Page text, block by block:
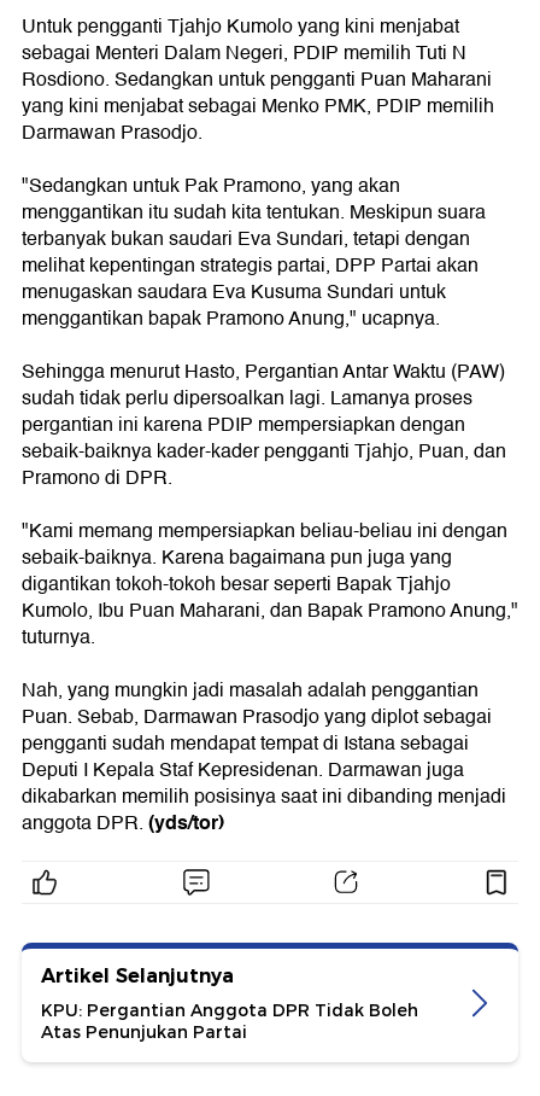
Untuk pengganti Tjahjo Kumolo yang kini menjabat
sebagai Menteri Dalam Negeri, PDIP memilih Tuti N
Rosdiono. Sedangkan untuk pengganti Puan Maharani
yang kini menjabat sebagai Menko PMK, PDIP memilih
Darmawan Prasodjo.
"Sedangkan untuk Pak Pramono, yang akan
menggantikan itu sudah kita tentukan. Meskipun suara
terbanyak bukan saudari Eva Sundari, tetapi dengan
melihat kepentingan strategis partai, DPP Partai akan
menugaskan saudara Eva Kusuma Sundari untuk
menggantikan bapak Pramono Anung," ucapnya.
Sehingga menurut Hasto, Pergantian Antar Waktu (PAW)
sudah tidak perlu dipersoalkan lagi. Lamanya proses
pergantian ini karena PDIP mempersiapkan dengan
sebaik-baiknya kader-kader pengganti Tjahjo, Puan, dan
Pramono di DPR.
"Kami memang mempersiapkan beliau-beliau ini dengan
sebaik-baiknya. Karena bagaimana pun juga yang
digantikan tokoh-tokoh besar seperti Bapak Tjahjo
Kumolo, Ibu Puan Maharani, dan Bapak Pramono Anung,"
tuturnya.
Nah, yang mungkin jadi masalah adalah penggantian
Puan. Sebab, Darmawan Prasodjo yang diplot sebagai
pengganti sudah mendapat tempat di Istana sebagai
Deputi I Kepala Staf Kepresidenan. Darmawan juga
dikabarkan memilih posisinya saat ini dibanding menjadi
anggota DPR.(yds/tor)
Artikel Selanjutnya
KPU: Pergantian Anggota DPR Tidak Boleh
Atas Penunjukan Partai